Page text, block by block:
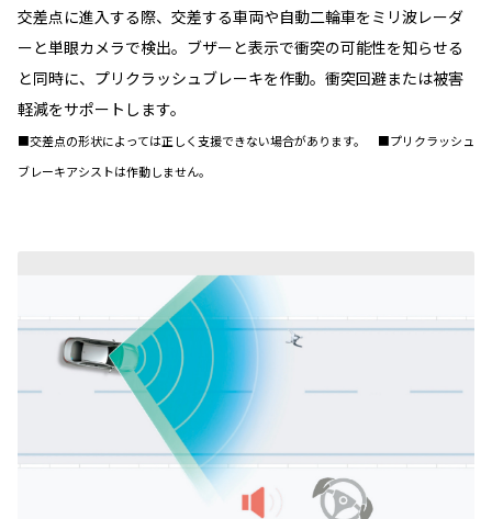
交差点に進入する際、交差する車両や自動二輪車をミリ波レーダ
ーと単眼カメラで検出。ブザーと表示で衝突の可能性を知らせる
と同時に、プリクラッシュブレーキを作動。衝突回避または被害
軽減をサポートします。
■交差点の形状によっては正しく支援できない場合があります。 ■プリクラッシュ
ブレーキアシストは作動しません。